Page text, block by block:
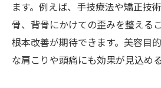
ます。例えば、手技療法や矯正技
骨、背骨にかけての歪みを整える
根本改善が期待できます。美容目
な肩こりや頭痛にも効果が見込め